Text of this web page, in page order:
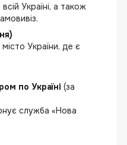
Україні, а також
України, де є
по Україні (за
служба «Нова